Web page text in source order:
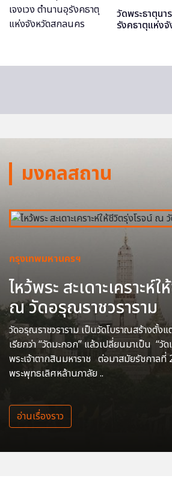
วัดพระธาตุนา
รังคธาตุแห่ง
มงคลสถาน
กรุงเทพมหานครฯ
ไหว้พระ สะเดาะเคราะห์
ณ วัดอรุณราชวราราม
วัดอรุณราชวราราม เป็นวัดโบราณสร้างตั้ง
เรียกว่า “วัดมะกอก” แล้วเปลี่ยนมาเป็น “วั
พระเจ้าตากสินมหาราช ต่อมาสมัยรัชกาลที่
พระพุทธเลิศหล้านภาลัย ..
อ่านเรื่องราว